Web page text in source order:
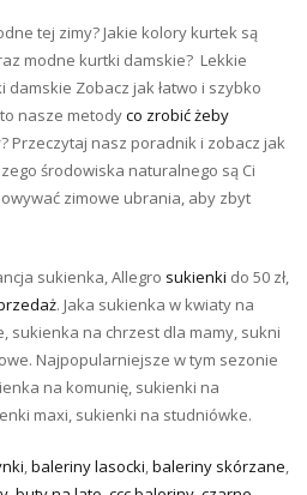
tej zimy? Jakie kolory kurtek są
modne kurtki damskie? Lekkie
Zobacz jak łatwo i szybko
nasze metodyco zrobić żeby
? Przeczytaj nasz poradnik i zobacz jak
środowiska naturalnego są Ci
zimowe ubrania, aby zbyt
sukienka, Allegro sukienki do 50 zł,
. Jaka sukienka w kwiaty na
sukienka na chrzest dla mamy, sukni
Najpopularniejsze w tym sezonie
na komunię, sukienki na
maxi, sukienki na studniówke.
,baleriny lasocki,baleriny skórzane,